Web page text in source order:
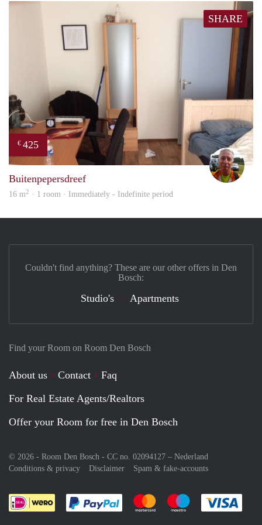
SHARE
€ 425
wim
Buitenpepersdreef
16 m2 · 1 room · Immediately - Indefinite period
Find your Room on Room Den Bosch
About us Contact
Faq
For Real Estate Agents/Realtors
Offer your Room for free in Den Bosch
© 2026 - Room Den Bosch - CC no. 02094127 – Nederland
Conditions & privacy
Disclaimer Spam & fake-accounts
Pay easily with :payment method
Pay easily with :payment
Pay easily with
Couldn't find anything? These are our other offers in Den
Bosch:
Studio's Apartments